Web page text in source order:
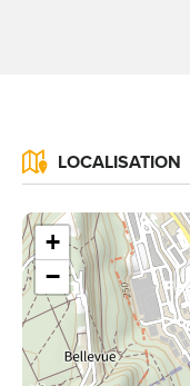
LOCALISATION
+
−